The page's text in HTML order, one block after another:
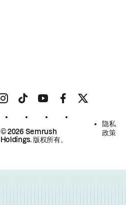
© 2026 Semrush
Holdings. 版权所有。
隐私
政策